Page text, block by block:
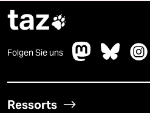
taz
Folgen Sie uns
Ressorts